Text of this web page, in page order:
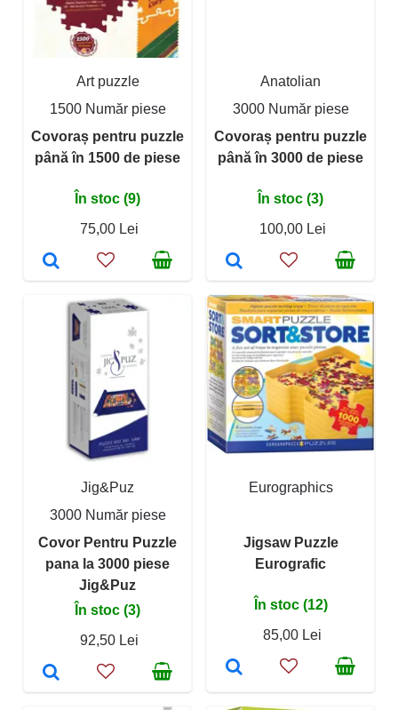
Art puzzle
1500 Număr piese
Covoraș pentru puzzle
până în 1500 de piese
În stoc (9)
75,00 Lei
Anatolian
3000 Număr piese
Covoraș pentru puzzle
până în 3000 de piese
În stoc (3)
100,00 Lei
Jig&Puz
3000 Număr piese
Covor Pentru Puzzle
pana la 3000 piese
Jig&Puz
În stoc (3)
92,50 Lei
Eurographics
Jigsaw Puzzle
Eurografic
În stoc (12)
85,00 Lei